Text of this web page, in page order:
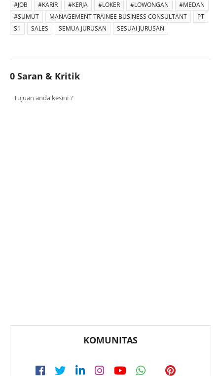
#JOB #KARIR #KERJA #LOKER #LOWONGAN
#MEDAN
#SUMUT
MANAGEMENT TRAINEE BUSINESS CONSULTANT
PT
S1
SALES SEMUA JURUSAN SESUAI JURUSAN
0 Saran & Kritik
Tujuan anda kesini ?
KOMUNITAS